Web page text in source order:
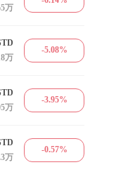
万
万
-5.08%
万
-3.95%
万
-0.57%